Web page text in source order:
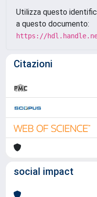
Utilizza questo
a questo documento:
https://
Citazioni
social impact